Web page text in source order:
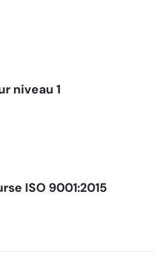
niveau 1
ISO 9001:2015